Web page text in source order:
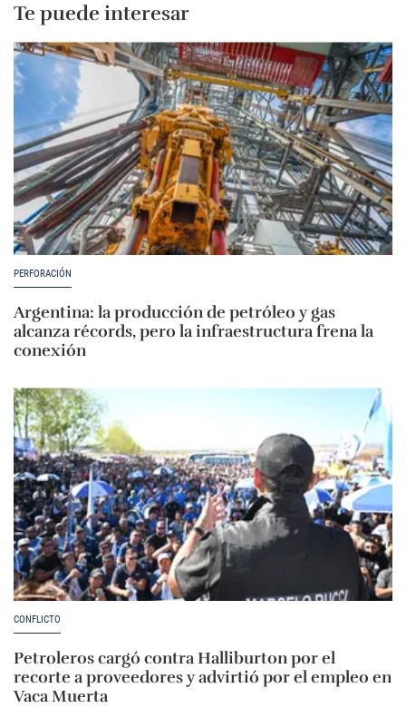
Te puede interesar
PERFORACIÓN
Argentina: la producción de petróleo y gas
alcanza récords, pero la infraestructura frena la
conexión
CONFLICTO
Petroleros cargó contra Halliburton por el
recorte a proveedores y advirtió por el empleo en
Vaca Muerta